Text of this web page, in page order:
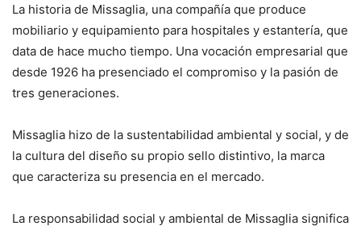
La historia de Missaglia, una compañía que produce
mobiliario y equipamiento para hospitales y estantería, que
data de hace mucho tiempo. Una vocación empresarial que
desde 1926 ha presenciado el compromiso y la pasión de
tres generaciones.
Missaglia hizo de la sustentabilidad ambiental y social, y de
la cultura del diseño su propio sello distintivo, la marca
que caracteriza su presencia en el mercado.
La responsabilidad social y ambiental de Missaglia significa